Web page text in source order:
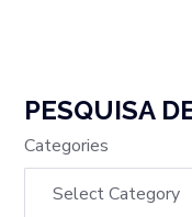
PESQUISA
Categories